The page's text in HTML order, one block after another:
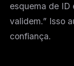
esquema de ID
validem.” Isso
confiança.